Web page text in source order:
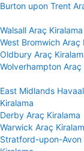
Burton upon Trent
Walsall Araç Kiralama
West Bromwich Araç
Oldbury Araç
Wolverhampton Araç
East Midlands
Kiralama
Derby Araç Kiralama
Warwick Araç
Stratford-upon-Avon